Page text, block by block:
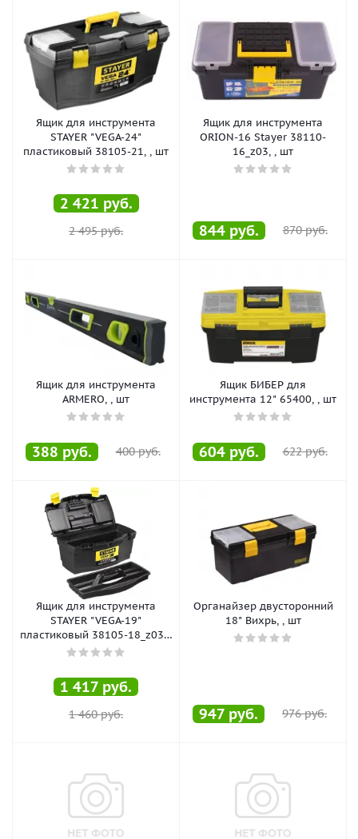
Ящик для инструмента
STAYER "VEGA-24"
пластиковый 38105-21, , шт
2 421 руб.
2 495руб.
Ящик для инструмента
ORION-16 Stayer 38110-
16_z03, , шт
844руб. 870руб.
Ящик для инструмента
ARMERO, , шт
388 руб. 400руб.
Ящик БИБЕР для
инструмента 12" 65400, , шт
604руб. 622руб.
Ящик для инструмента
STAYER "VEGA-19"
пластиковый 38105-18_z03, ,
шт
1 417 руб.
1 460руб.
Органайзер двусторонний
18" Вихрь, , шт
947 руб. 976руб.